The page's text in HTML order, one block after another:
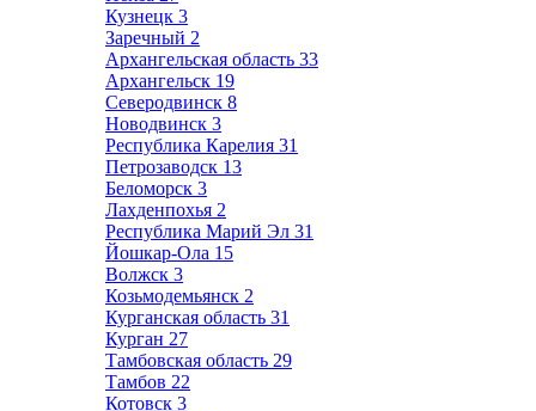
Кузнецк 3
Заречный 2
Архангельская область 33
Архангельск 19
Северодвинск 8
Новодвинск 3
Республика Карелия 31
Петрозаводск 13
Беломорск 3
Лахденпохья 2
Республика Марий Эл 31
Йошкар-Ола 15
Волжск 3
Козьмодемьянск 2
Курганская область 31
Курган 27
Тамбовская область 29
Тамбов 22
Котовск 3